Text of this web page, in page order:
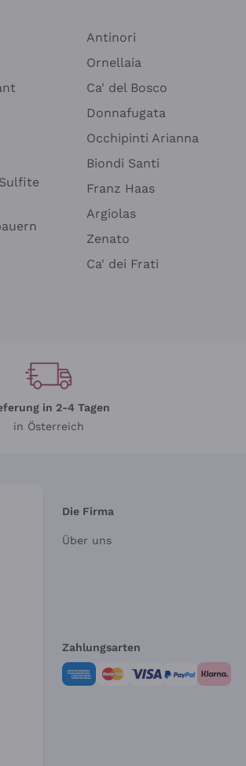
Antinori
Ornellaia
Ca' del Bosco
Donnafugata
Occhipinti Arianna
Biondi Santi
Franz Haas
Argiolas
Zenato
Ca' dei Frati
in 2-4 Tagen
in Österreich
Die Firma
Über uns
Zahlungsarten